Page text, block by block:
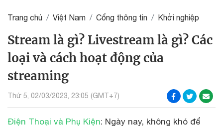
Trang chủ Việt Nam Cổng thông tin Khởi nghiệp
Stream là gì? Livestream là gì? Các
loại và cách hoạt động của
streaming
Thứ 5, 02/03/2023, 23:05 (GMT+7)
Điện Thoại và Phụ Kiện: Ngày nay, không khó để